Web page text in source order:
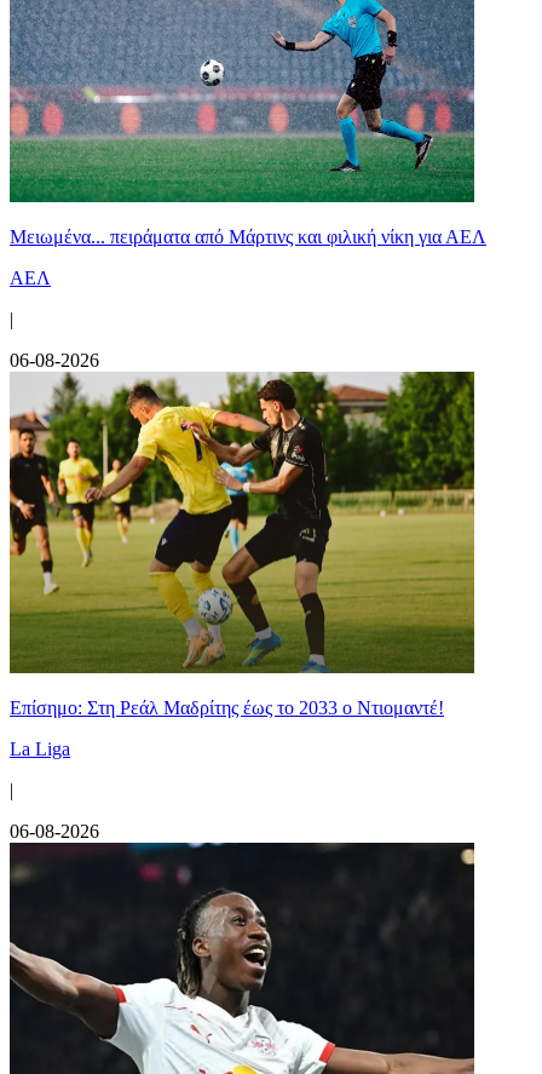
Μειωμένα... πειράματα από Μάρτινς και φιλική νίκη για ΑΕΛ
ΑΕΛ
|
06-08-2026
Επίσημο: Στη Ρεάλ Μαδρίτης έως το 2033 ο Ντιομαντέ!
La Liga
|
06-08-2026